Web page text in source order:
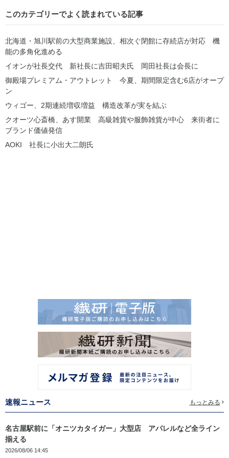
このカテゴリーでよく読まれている記事
北海道・旭川駅前の大型商業施設、相次ぐ閉館に存続店が対応 機
能の多角化進める
イオンが社長交代 新社長に吉田昭夫氏 岡田社長は会長に
御殿場プレミアム・アウトレット 今夏、期間限定含む6店がオープ
ン
ウィゴー、2期連続増収増益 構造改革が実を結ぶ
クオーツ心斎橋、あす開業 高級雑貨や服飾雑貨が中心 来街者に
ブランド価値発信
AOKI 社長に小出大二朗氏
速報ニュース もっとみる
名古屋駅前に「オニツカタイガー」大型店 アパレルなど全ライン
揃える
2026/08/06 14:45